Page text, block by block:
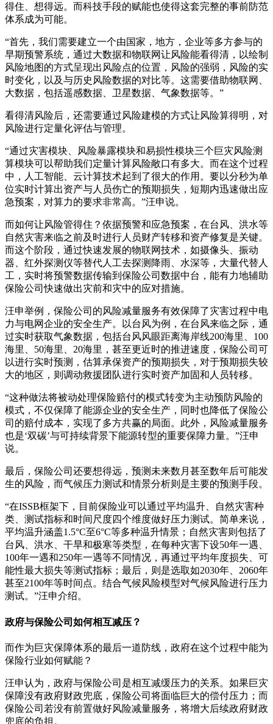
得住、想得远。而科技手段的赋能也使得这套完整的事前防范
体系成为可能。
“首先，我们需要建立一个由国家，地方，企业等多方参与的
早期预警系统，通过大数据和物联网让风险能看得清，以绘制
风险地图的方式呈现出风险点的位置，风险的强弱，风险的实
时变化，以及与历史风险数据的对比等。这需要借助物联网、
大数据，包括遥感数据、卫星数据、气象数据等。”
看得清风险后，还需要通过风险建模的方式让风险算得明，对
风险进行定量化评估与管理。
“通过灾害模块、风险暴露模块和易损性模块三个巨灾风险测
算模块可以帮助我们定量计算风险敞口有多大。而在这个过程
中，人工智能、云计算技术起到了很大的作用。要以分秒为单
位实时计算出资产与人员伤亡的预期损失，短期内迅速做出应
急预案，对算力的要求非常高。”汪申说。
而如何让风险管得住？依据预警和应急预案，在台风、洪水等
自然灾害来临之前及时进行人员财产转移和资产修复是关键。
而这个阶段，通过快速发展的物联网技术，如摄像头、振动
器、红外探测仪等替代人工去探测降雨、水深等，大量代替人
工，实时将预警数据传输到保险公司数据中台，能有力地辅助
保险公司快速做出灾前和灾中的应对措施。
汪申举例，保险公司的风险减量服务有效保障了灾害过程中电
力与电网企业的安全生产。以台风为例，在台风来临之际，通
过实时获取气象数据，包括台风风眼距离海岸线200海里、100
海里、50海里、20海里，甚至更近时的推进速度，保险公司可
以进行实时预测，估算承保资产的预期损失，对于预期损失较
大的地区，则调动救援团队进行实时资产加固和人员转移。
“这种做法将被动处理保险赔付的模式转变为主动预防风险的
模式，不仅保障了能源企业的安全生产，同时也降低了保险公
司的赔付成本，实现了多方共赢的局面。此外，风险减量服务
也是‘双碳’与可持续背景下能源转型的重要保障力量。”汪申
说。
最后，保险公司还要想得远，预测未来数月甚至数年后可能发
生的风险，而气候压力测试和情景分析则是主要的预测手段。
“在ISSB框架下，目前保险业可以通过平均温升、自然灾害种
类、测试指标和时间尺度四个维度做好压力测试。简单来说，
平均温升涵盖1.5°C至6°C等多种温升情景；自然灾害则包括了
台风、洪水、干旱和极寒等类型，在每种灾害下设50年一遇、
100年一遇和250年一遇等不同情况，再通过平均年度损失、可
能性最大损失等测试指标；最后，则是选取如2030年、2060年
甚至2100年等时间点。结合气候风险模型对气候风险进行压力
测试。”汪申介绍。
政府与保险公司如何相互减压？
而作为巨灾保障体系的最后一道防线，政府在这个过程中能为
保险行业如何赋能？
汪申认为，政府与保险公司是相互减缓压力的关系。如果巨灾
保障没有政府财政兜底，保险公司将面临巨大的偿付压力；而
保险公司若没有前置做好风险减量服务，将增大后续政府财政
兜底的负担。